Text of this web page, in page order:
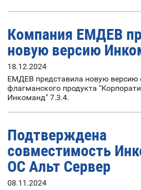
Компания ЕМДЕВ
новую версию
18.12.2024
ЕМДЕВ представила новую версию
флагманского продукта
Инкоманд" 7.3.4.
Подтверждена
совместимость
ОС Альт Сервер
08.11.2024